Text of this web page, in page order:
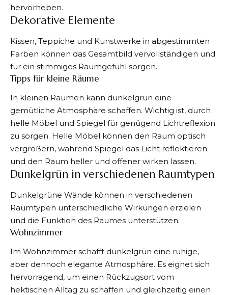
hervorheben.
Dekorative Elemente
Kissen, Teppiche und Kunstwerke in abgestimmten
Farben können das Gesamtbild vervollständigen und
für ein stimmiges Raumgefühl sorgen.
Tipps für kleine Räume
In kleinen Räumen kann dunkelgrün eine
gemütliche Atmosphäre schaffen. Wichtig ist, durch
helle Möbel und Spiegel für genügend Lichtreflexion
zu sorgen. Helle Möbel können den Raum optisch
vergrößern, während Spiegel das Licht reflektieren
und den Raum heller und offener wirken lassen.
Dunkelgrün in verschiedenen Raumtypen
Dunkelgrüne Wände können in verschiedenen
Raumtypen unterschiedliche Wirkungen erzielen
und die Funktion des Raumes unterstützen.
Wohnzimmer
Im Wohnzimmer schafft dunkelgrün eine ruhige,
aber dennoch elegante Atmosphäre. Es eignet sich
hervorragend, um einen Rückzugsort vom
hektischen Alltag zu schaffen und gleichzeitig einen